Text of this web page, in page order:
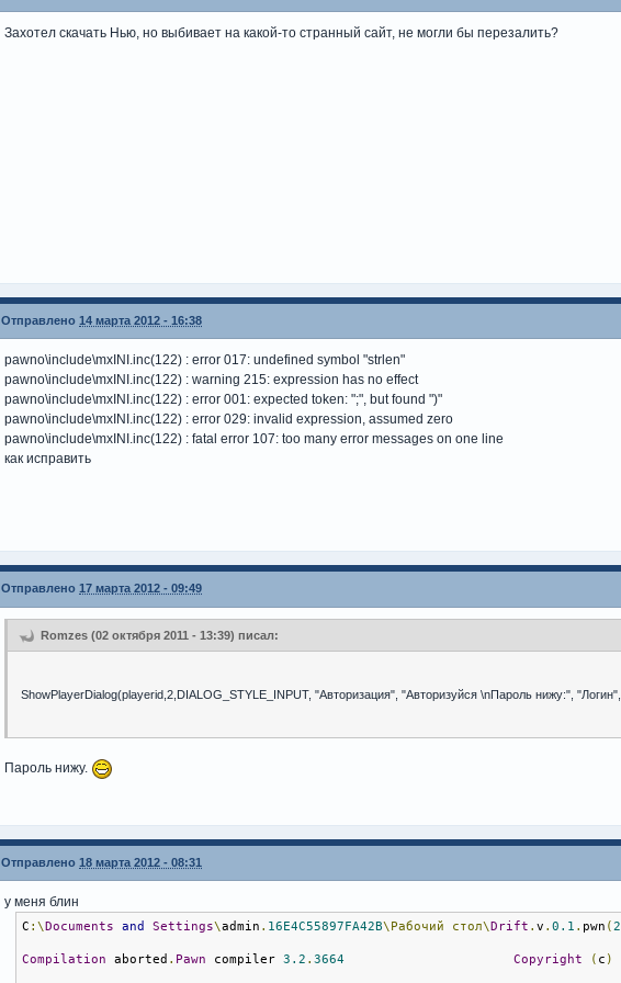
Захотел скачать Нью, но выбивает на какой-то странный сайт, не могли бы перезалить?
Отправлено14 марта 2012 - 16:38
pawno\include\mxINI.inc(122) : error 017: undefined symbol "strlen"
pawno\include\mxINI.inc(122) : warning 215: expression has no effect
pawno\include\mxINI.inc(122) : error 001: expected token: ";", but found ")"
pawno\include\mxINI.inc(122) : error 029: invalid expression, assumed zero
pawno\include\mxINI.inc(122) : fatal error 107: too many error messages on one line
как исправить
Отправлено17 марта 2012 - 09:49
Romzes (02 октября 2011 - 13:39) писал:
ShowPlayerDialog(playerid,2,DIALOG_STYLE_INPUT, "Авторизация", "Авторизуйся \nПароль нижу:",
Пароль нижу.
Отправлено18 марта 2012 - 08:31
у меня блин
C :\Documents and Settings\admin . 16E4C55897FA42B\Рабочий стол\Drift .v .0.1 . pwn (
Compilation aborted . Pawn compiler 3.2 .3664 Copyright ( c )